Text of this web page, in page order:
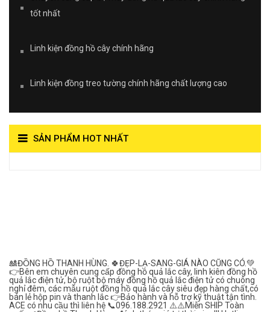
tốt nhất
Linh kiện đồng hồ cây chính hãng
Linh kiện đồng treo tường chính hãng chất lượng cao
SẢN PHẨM HOT NHẤT
🎎ĐỒNG HỒ THANH HÙNG. 🍀ĐẸP-LẠ-SANG-GIÁ NÀO CŨNG CÓ.💚
👉Bên em chuyên cung cấp đồng hồ quả lắc cây, linh kiên đồng hồ
quả lắc điện tử, bộ ruột bộ máy đồng hồ quả lắc điện tử có chuông
nghỉ đêm, các mẫu ruột đồng hồ quả lắc cây siêu đẹp hàng chất,có
bán lẻ hộp pin và thanh lắc 👉Bảo hành và hỗ trợ kỹ thuật tận tình.
ACE có nhu cầu thì liên hệ 📞096.188.2921 ⚠️⚠️Miễn SHIP Toàn